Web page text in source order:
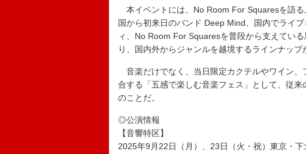
本イベントには、No Room For Squaresを語
国から初来日のバンド Deep Mind、国内でライ
ィ、No Room For Squaresを普段から支えてい
り、国内外からジャンルを越境するラインナップ
音楽だけでなく、当日限定カクテルやワイン、
合する「五感で楽しむ音楽フェス」として、従
のことだ。
◎公演情報
【音響特区】
2025年9月22日（月）、23日（火・祝）東京・下